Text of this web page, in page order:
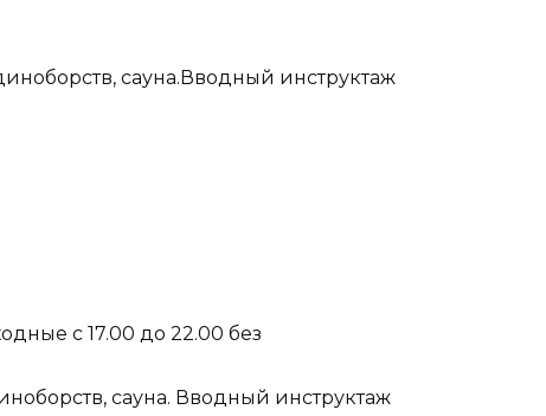
сауна.Вводный инструктаж
с 17.00 до 22.00 без
сауна. Вводный инструктаж